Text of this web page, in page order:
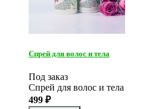
Спрей для волос и тела
Под заказ
Спрей для волос и тела
499 ₽